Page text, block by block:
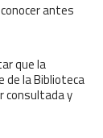
antes
que la
de la Biblioteca
consultada y